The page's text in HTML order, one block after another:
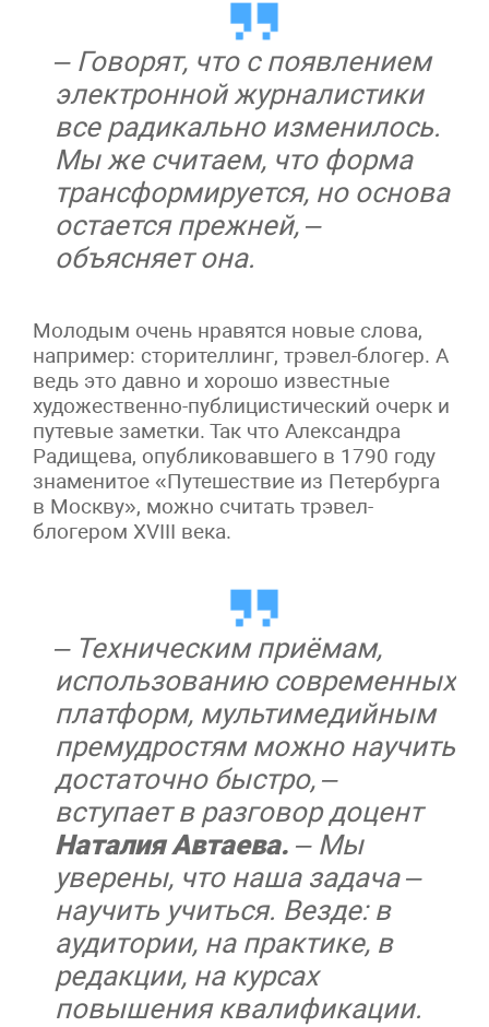
– Говорят, что с появлением
электронной журналистики
все радикально изменилось.
Мы же считаем, что форма
трансформируется, но основа
остается прежней, –
объясняет она.
Молодым очень нравятся новые слова,
например: сторителлинг, трэвел-блогер. А
ведь это давно и хорошо известные
художественно-публицистический очерк и
путевые заметки. Так что Александра
Радищева, опубликовавшего в 1790 году
знаменитое «Путешествие из Петербурга
в Москву», можно считать трэвел-
блогером XVIII века.
– Техническим приёмам,
использованию современных
платформ, мультимедийным
премудростям можно научить
достаточно быстро, –
вступает в разговор доцент
Наталия Автаева. – Мы
уверены, что наша задача –
научить учиться. Везде: в
аудитории, на практике, в
редакции, на курсах
повышения квалификации.